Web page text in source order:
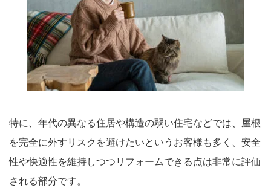
特に、年代の異なる住居や構造の弱い住宅などでは、屋根
を完全に外すリスクを避けたいというお客様も多く、安全
性や快適性を維持しつつリフォームできる点は非常に評価
される部分です。